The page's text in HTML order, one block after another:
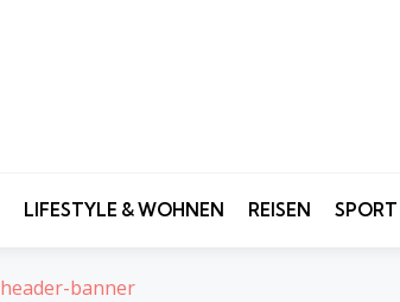
LIFESTYLE & WOHNEN REISEN SPORT